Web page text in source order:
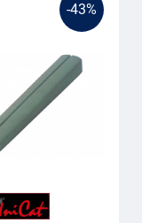
-43%